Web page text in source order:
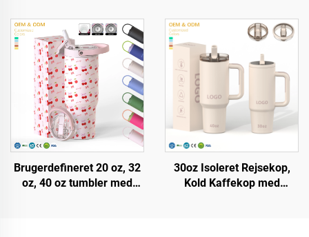
Genbrugelig, Edelstål,
Dobbelt Væg, Rejseflaske
med Håndtag og Stråloft
Stainless Steel
Vakuumisoleret Tumbler
med håndtag
Brugerdefineret 20 oz, 32
oz, 40 oz tumbler med
30oz Isoleret Rejsekop,
Kold Kaffekop med